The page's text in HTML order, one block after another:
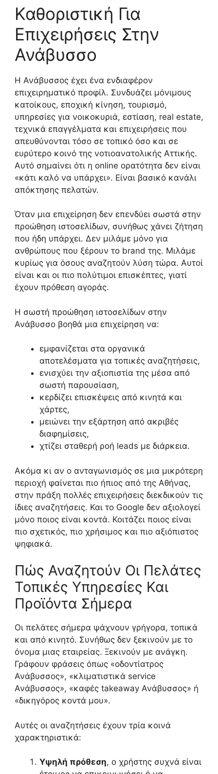
Καθοριστική Για
Επιχειρήσεις Στην
Ανάβυσσο
Η Ανάβυσσος έχει ένα ενδιαφέρον
επιχειρηματικό προφίλ. Συνδυάζει μόνιμους
κατοίκους, εποχική κίνηση, τουρισμό,
υπηρεσίες για νοικοκυριά, εστίαση, real estate,
τεχνικά επαγγέλματα και επιχειρήσεις που
απευθύνονται τόσο σε τοπικό όσο και σε
ευρύτερο κοινό της νοτιοανατολικής Αττικής.
Αυτό σημαίνει ότι η online ορατότητα δεν είναι
«κάτι καλό να υπάρχει». Είναι βασικό κανάλι
απόκτησης πελατών.
Όταν μια επιχείρηση δεν επενδύει σωστά στην
προώθηση ιστοσελίδων, συνήθως χάνει ζήτηση
που ήδη υπάρχει. Δεν μιλάμε μόνο για
ανθρώπους που ξέρουν το brand της. Μιλάμε
κυρίως για όσους αναζητούν λύση τώρα. Αυτοί
είναι και οι πιο πολύτιμοι επισκέπτες, γιατί
έχουν πρόθεση αγοράς.
Η σωστή προώθηση ιστοσελίδων στην
Ανάβυσσο βοηθά μια επιχείρηση να:
εμφανίζεται στα οργανικά
αποτελέσματα για τοπικές αναζητήσεις,
ενισχύει την αξιοπιστία της μέσα από
σωστή παρουσίαση,
κερδίζει επισκέψεις από κινητά και
χάρτες,
μειώνει την εξάρτηση από ακριβές
διαφημίσεις,
χτίζει σταθερή ροή leads με διάρκεια.
Ακόμα κι αν ο ανταγωνισμός σε μια μικρότερη
περιοχή φαίνεται πιο ήπιος από της Αθήνας,
στην πράξη πολλές επιχειρήσεις διεκδικούν τις
ίδιες αναζητήσεις. Και το Google δεν αξιολογεί
μόνο ποιος είναι κοντά. Κοιτάζει ποιος είναι
πιο σχετικός, πιο χρήσιμος και πιο αξιόπιστος
ψηφιακά.
Πώς Αναζητούν Οι Πελάτες
Τοπικές Υπηρεσίες Και
Προϊόντα Σήμερα
Οι πελάτες σήμερα ψάχνουν γρήγορα, τοπικά
και από κινητό. Συνήθως δεν ξεκινούν με το
όνομα μιας εταιρείας. Ξεκινούν με ανάγκη.
Γράφουν φράσεις όπως «οδοντίατρος
Ανάβυσσος», «κλιματιστικά service
Ανάβυσσος», «καφές takeaway Ανάβυσσος» ή
«δικηγόρος κοντά μου».
Αυτές οι αναζητήσεις έχουν τρία κοινά
χαρακτηριστικά:
Υψηλή πρόθεση, ο χρήστης συχνά είναι